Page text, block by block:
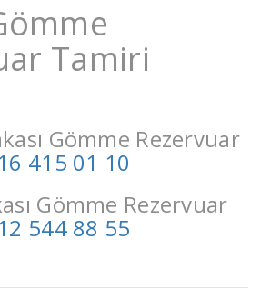
Tamiri
Gömme Rezervuar
415 01 10
Gömme Rezervuar
544 88 55